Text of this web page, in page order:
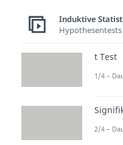
Induktive
Hypothesentests
t Test
1/4 –
2/4 –